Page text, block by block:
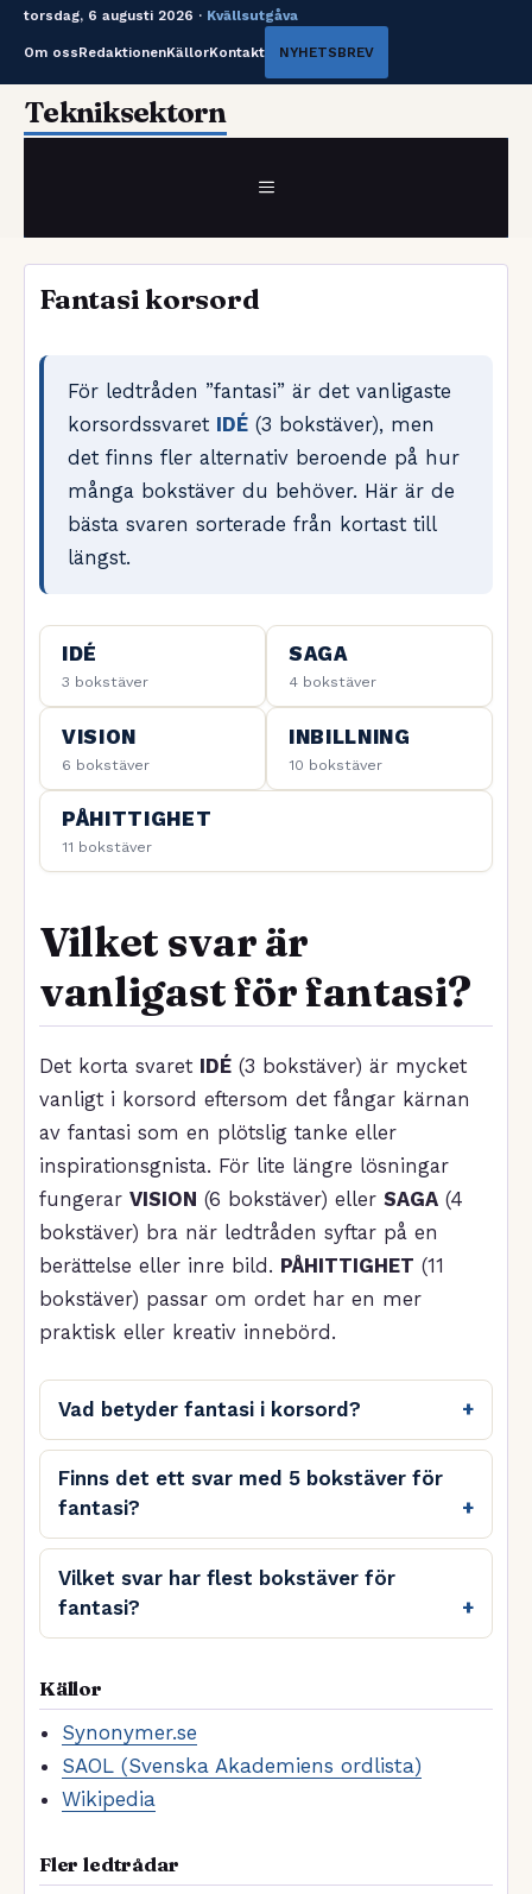
torsdag, 6 augusti 2026 · Kvällsutgåva
Om ossRedaktionenKällorKontakt NYHETSBREV
Hoppa
Tekniksektorn
MENY
Fantasi korsord
För ledtråden ”fantasi” är det vanligaste
korsordssvaret IDÉ(3 bokstäver), men
det finns fler alternativ beroende på hur
många bokstäver du behöver. Här är de
bästa svaren sorterade från kortast till
längst.
IDÉ
3 bokstäver
SAGA
4 bokstäver
VISION
6 bokstäver
INBILLNING
10 bokstäver
PÅHITTIGHET
11 bokstäver
Vilket svar är
vanligast för fantasi?
Det korta svaret IDÉ (3 bokstäver) är mycket
vanligt i korsord eftersom det fångar kärnan
av fantasi som en plötslig tanke eller
inspirationsgnista. För lite längre lösningar
fungerar VISION (6 bokstäver) eller SAGA (4
bokstäver) bra när ledtråden syftar på en
berättelse eller inre bild. PÅHITTIGHET (11
bokstäver) passar om ordet har en mer
praktisk eller kreativ innebörd.
Vad betyder fantasi i korsord?
Finns det ett svar med 5 bokstäver för
fantasi?
Vilket svar har flest bokstäver för
fantasi?
Källor
Synonymer.se
SAOL (Svenska Akademiens ordlista)
Wikipedia
Fler ledtrådar